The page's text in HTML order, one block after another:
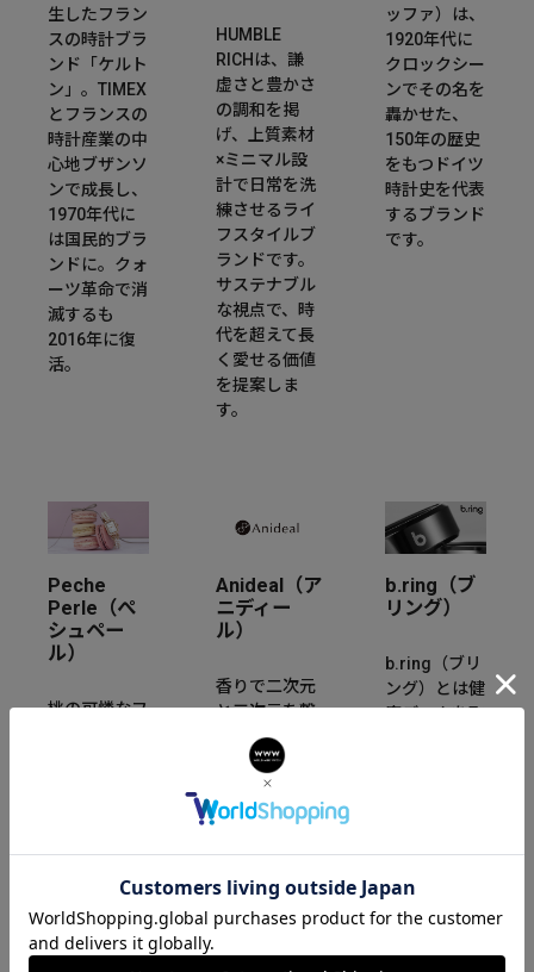
生したフラン
スの時計ブラ
ンド「ケルト
ン」。TIMEX
とフランスの
時計産業の中
心地ブザンソ
ンで成長し、
1970年代に
は国民的ブラ
ンドに。クォ
ーツ革命で消
滅するも
2016年に復
活。
HUMBLE
RICHは、謙
虚さと豊かさ
の調和を掲
げ、上質素材
×ミニマル設
計で日常を洗
練させるライ
フスタイルブ
ランドです。
サステナブル
な視点で、時
代を超えて長
く愛せる価値
を提案しま
す。
ッファ）は、
1920年代に
クロックシー
ンでその名を
轟かせた、
150年の歴史
をもつドイツ
時計史を代表
するブランド
です。
Peche
Perle（ぺ
シュペー
ル）
桃の可憐なフ
の花言葉“天
下無敵”のよ
うに、強さと
繊細な輝きを
持つ腕時計を
Anideal（ア
ニディー
ル）
香りで二次元
と三次元を繋
ぐ世界観から
生まれたフレ
グランスブラ
ンド。香りだ
新たに目に見
える形でさり
げなくあなた
す。
b.ring（ブ
リング）
b.ring（ブリ
ング）とは健
康データを取
にはめるだけ
で健康状態を